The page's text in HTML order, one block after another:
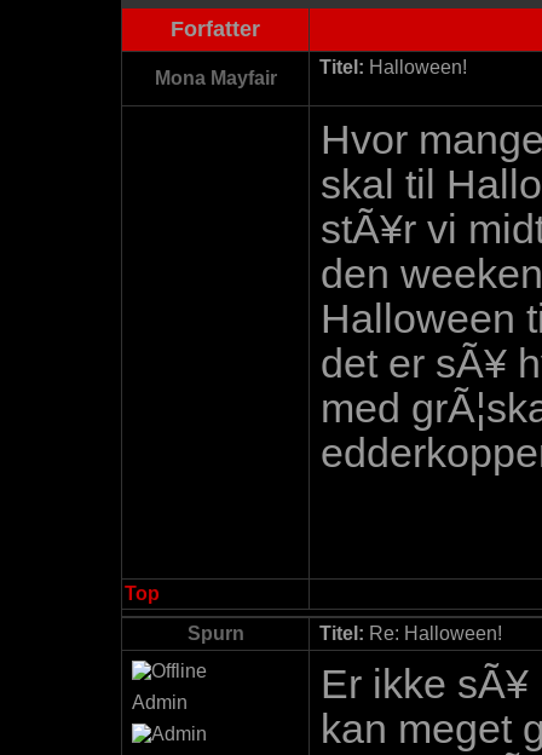
Forfatter
Mona Mayfair
Titel: Halloween!
Hvor
skal til
stÃ¥r vi
den
Halloween
det er sÃ¥
med
Top
Spurn
Titel: Re: Halloween!
Admin
Er ikke
kan meget